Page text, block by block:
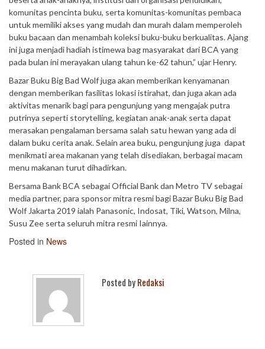
komunitas pencinta buku, serta komunitas-komunitas pembaca
untuk memiliki akses yang mudah dan murah dalam memperoleh
buku bacaan dan menambah koleksi buku-buku berkualitas. Ajang
ini juga menjadi hadiah istimewa bag masyarakat dari BCA yang
pada bulan ini merayakan ulang tahun ke-62 tahun,” ujar Henry.
Bazar Buku Big Bad Wolf juga akan memberikan kenyamanan
dengan memberikan fasilitas lokasi istirahat, dan juga akan ada
aktivitas menarik bagi para pengunjung yang mengajak putra
putrinya seperti storytelling, kegiatan anak-anak serta dapat
merasakan pengalaman bersama salah satu hewan yang ada di
dalam buku cerita anak. Selain area buku, pengunjung juga dapat
menikmati area makanan yang telah disediakan, berbagai macam
menu makanan turut dihadirkan.
Bersama Bank BCA sebagai Official Bank dan Metro TV sebagai
media partner, para sponsor mitra resmi bagi Bazar Buku Big Bad
Wolf Jakarta 2019 ialah Panasonic, Indosat, Tiki, Watson, Milna,
Susu Zee serta seluruh mitra resmi Iainnya.
Posted in News
Posted byRedaksi